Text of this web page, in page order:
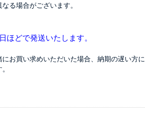
る場合がございます。
ほどで発送いたします。
にお買い求めいただいた場合、納期の遅い方に